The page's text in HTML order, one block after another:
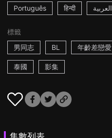
Português हिन्दी العربية
標籤
男同志
BL 年齡差戀愛
泰國 影集